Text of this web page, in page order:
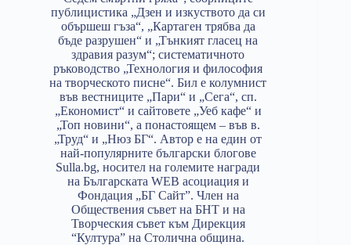
публицистика „Дзен и изкуството да си
обършеш гъза“, „Картаген трябва да
бъде разрушен“ и „Тънкият гласец на
здравия разум“; систематичното
ръководство „Технология и философия
на творческото писне“. Бил е колумнист
във вестниците „Пари“ и „Сега“, сп.
„Економист“ и сайтовете „Уеб кафе“ и
„Топ новини“, а понастоящем – във в.
„Труд“ и „Нюз БГ“. Автор е на един от
най-популярните български блогове
Sulla.bg, носител на големите награди
на Българската WEB асоциация и
Фондация „БГ Сайт”. Член на
Обществения съвет на БНТ и на
Творческия съвет към Дирекция
“Култура” на Столична община.